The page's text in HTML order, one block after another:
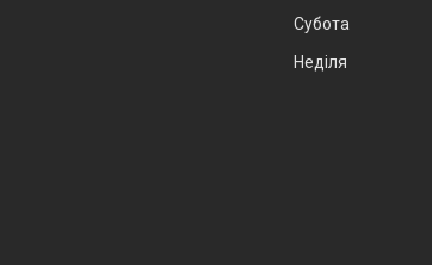
Субота
Неділя